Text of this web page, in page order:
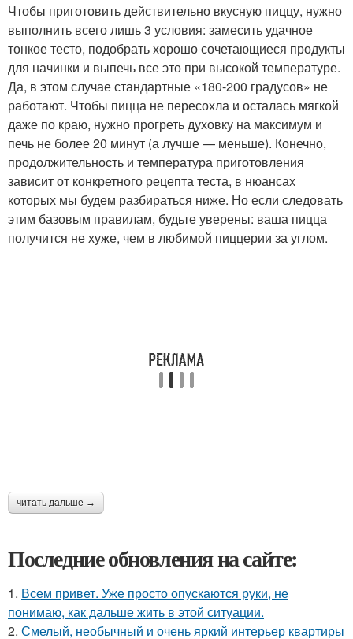
Чтобы приготовить действительно вкусную пиццу, нужно
выполнить всего лишь 3 условия: замесить удачное
тонкое тесто, подобрать хорошо сочетающиеся продукты
для начинки и выпечь все это при высокой температуре.
Да, в этом случае стандартные «180-200 градусов» не
работают. Чтобы пицца не пересохла и осталась мягкой
даже по краю, нужно прогреть духовку на максимум и
печь не более 20 минут (а лучше — меньше). Конечно,
продолжительность и температура приготовления
зависит от конкретного рецепта теста, в нюансах
которых мы будем разбираться ниже. Но если следовать
этим базовым правилам, будьте уверены: ваша пицца
получится не хуже, чем в любимой пиццерии за углом.
читать дальше →
Последние обновления на сайте:
1. Всем привет. Уже просто опускаются руки, не
понимаю, как дальше жить в этой ситуации.
2. Смелый, необычный и очень яркий интерьер квартиры